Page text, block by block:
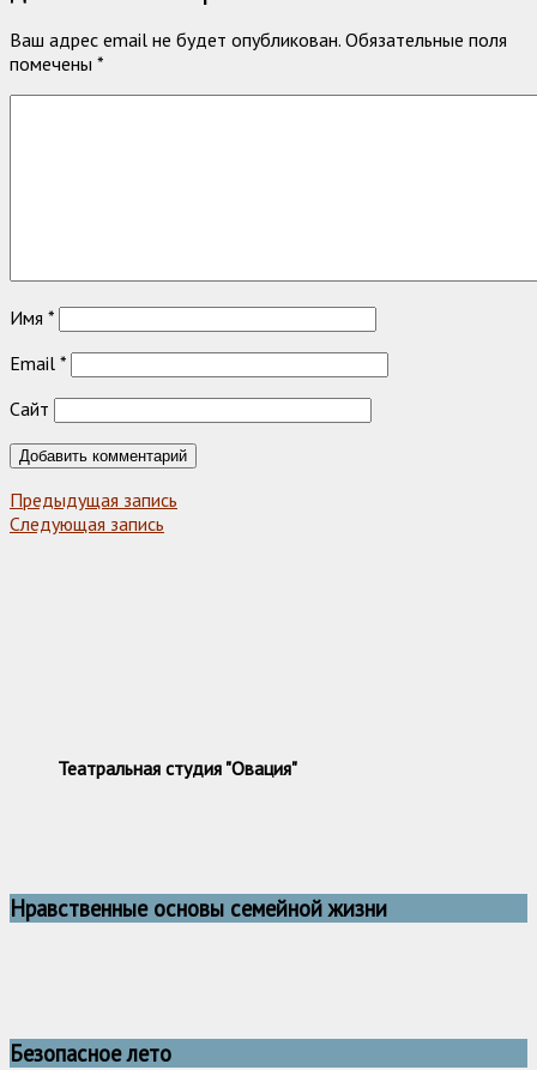
Ваш адрес email не будет опубликован. Обязательные поля
помечены *
Имя *
Email *
Сайт
Предыдущая запись
Следующая запись
Театральная студия "Овация"
Нравственные основы семейной жизни
Безопасное лето